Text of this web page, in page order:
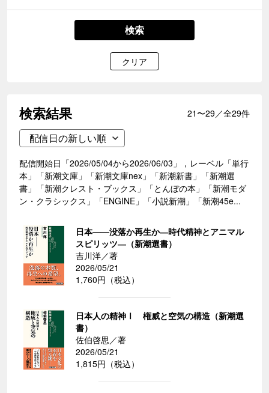
検索
クリア
検索結果 21〜29／全29件
配信開始日「2026/05/04から2026/06/03」，レーベル「単行
本」「新潮文庫」「新潮文庫nex」「新潮新書」「新潮選
書」「新潮クレスト・ブックス」「とんぼの本」「新潮モダ
ン・クラシックス」「ENGINE」「小説新潮」「新潮45e...
日本——没落か再生か―時代精神とアニマル
スピリッツ―（新潮選書）
吉川洋／著
2026/05/21
1,760円（税込）
日本人の精神Ⅰ 権威と空気の構造（新潮選
書）
佐伯啓思／著
2026/05/21
1,815円（税込）